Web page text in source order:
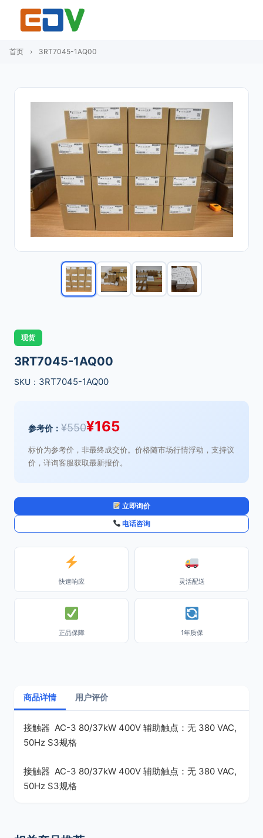
首页 › 3RT7045-1AQ00
现货
3RT7045-1AQ00
SKU： 3RT7045-1AQ00
参考价： ¥550¥165
标价为参考价，非最终成交价。价格随市场行情浮动，支持议
价，详询客服获取最新报价。
立即询价
电话咨询
快速响应 灵活配送
正品保障 1年质保
商品详情 用户评价
接触器 AC-3 80/37kW 400V 辅助触点：无 380 VAC,
50Hz S3规格
接触器 AC-3 80/37kW 400V 辅助触点：无 380 VAC,
50Hz S3规格